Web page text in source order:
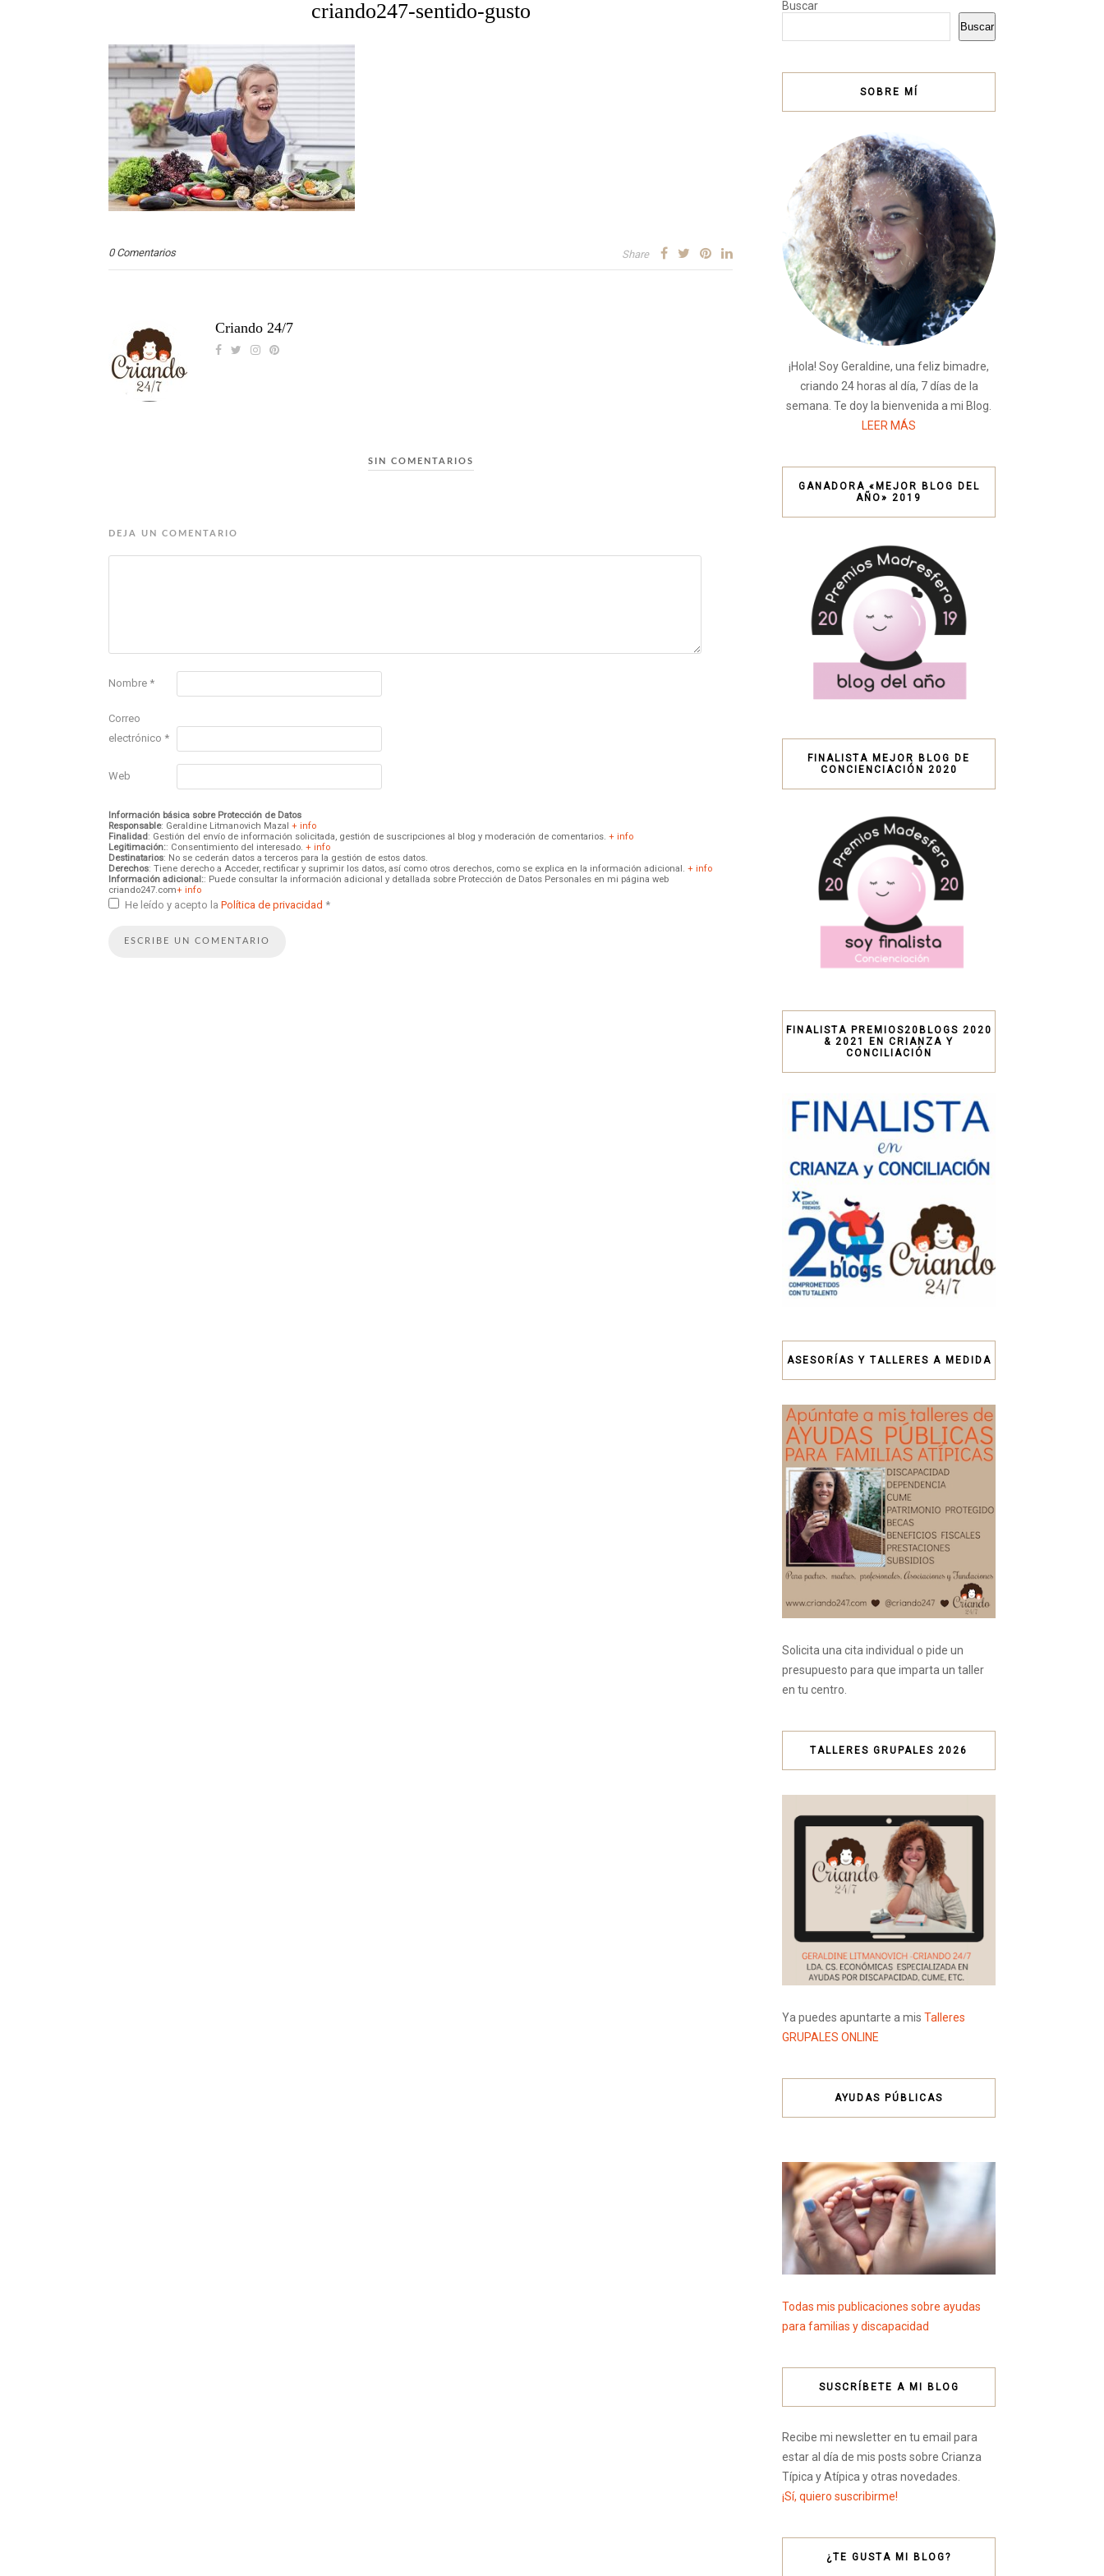
criando247-sentido-gusto
0 Comentarios Share
Criando 24/7
SIN COMENTARIOS
DEJA UN COMENTARIO
Nombre *
Correo
electrónico *
Web
Información básica sobre Protección de Datos
Responsable: Geraldine Litmanovich Mazal + info
Finalidad: Gestión del envío de información solicitada, gestión de suscripciones al blog y moderación de comentarios. + info
Legitimación:: Consentimiento del interesado. + info
Destinatarios: No se cederán datos a terceros para la gestión de estos datos.
Derechos: Tiene derecho a Acceder, rectificar y suprimir los datos, así como otros derechos, como se explica en la información adicional. + info
Información adicional:: Puede consultar la información adicional y detallada sobre Protección de Datos Personales en mi página web
criando247.com+ info
He leído y acepto la Política de privacidad *
Buscar
Buscar
SOBRE MÍ
¡Hola! Soy Geraldine, una feliz bimadre,
criando 24 horas al día, 7 días de la
semana. Te doy la bienvenida a mi Blog.
LEER MÁS
GANADORA «MEJOR BLOG DEL
AÑO» 2019
FINALISTA MEJOR BLOG DE
CONCIENCIACIÓN 2020
FINALISTA PREMIOS20BLOGS 2020
& 2021 EN CRIANZA Y
CONCILIACIÓN
ASESORÍAS Y TALLERES A MEDIDA
Solicita una cita individual o pide un
presupuesto para que imparta un taller
en tu centro.
TALLERES GRUPALES 2026
Ya puedes apuntarte a mis Talleres
GRUPALES ONLINE
AYUDAS PÚBLICAS
Todas mis publicaciones sobre ayudas
para familias y discapacidad
SUSCRÍBETE A MI BLOG
Recibe mi newsletter en tu email para
estar al día de mis posts sobre Crianza
Típica y Atípica y otras novedades.
¡Sí, quiero suscribirme!
¿TE GUSTA MI BLOG?